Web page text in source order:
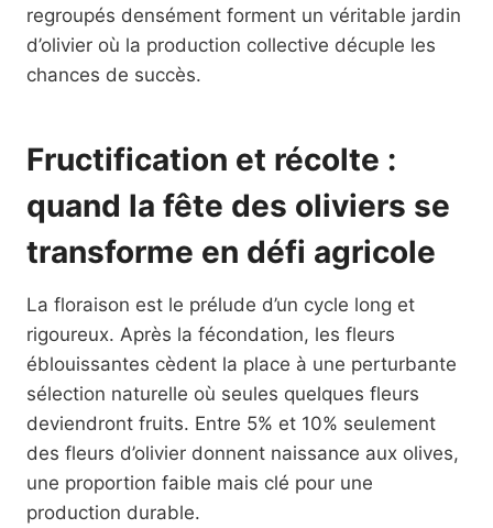
regroupés densément forment un véritable jardin
d’olivier où la production collective décuple les
chances de succès.
Fructification et récolte :
quand la fête des oliviers se
transforme en défi agricole
La floraison est le prélude d’un cycle long et
rigoureux. Après la fécondation, les fleurs
éblouissantes cèdent la place à une perturbante
sélection naturelle où seules quelques fleurs
deviendront fruits. Entre 5% et 10% seulement
des fleurs d’olivier donnent naissance aux olives,
une proportion faible mais clé pour une
production durable.